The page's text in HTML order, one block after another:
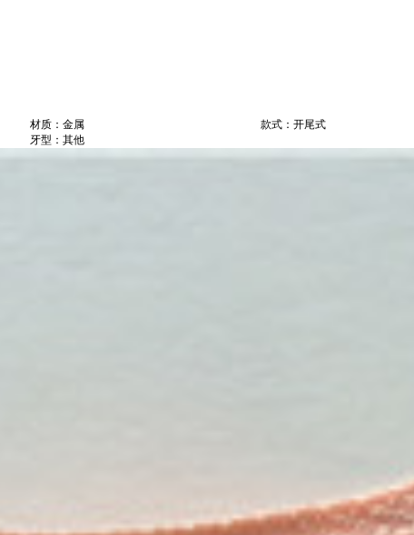
材质：金属 款式：开尾式
牙型：其他